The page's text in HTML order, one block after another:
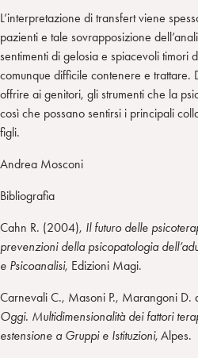
L’interpretazione di transfert viene
pazienti e tale sovrapposizione
sentimenti di gelosia e spiacevoli timori
comunque difficile contenere e trattare.
offrire ai genitori, gli strumenti che la
così che possano sentirsi i principali
figli.
Andrea Mosconi
Bibliografia
Cahn R. (2004), Il futuro delle
prevenzioni della psicopatologia
e Psicoanalisi, Edizioni Magi.
Carnevali C., Masoni P., Marangoni D.
Oggi. Multidimensionalità dei fattori
estensione a Gruppi e Istituzioni, Alpes.